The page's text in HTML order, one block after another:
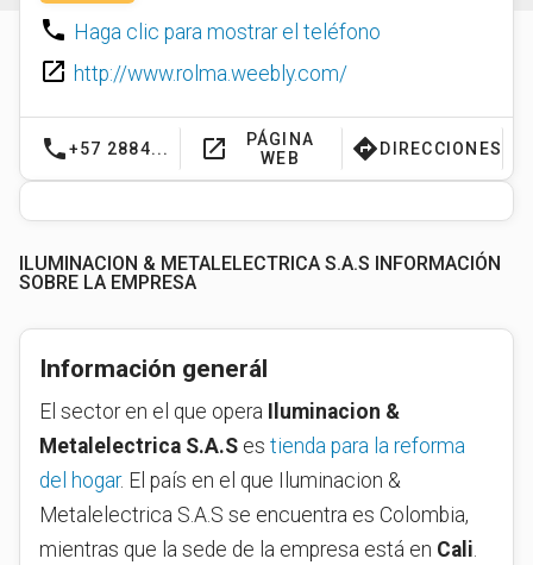
phone Haga clic para mostrar el teléfono
launch http://www.rolma.weebly.com/
phone+57 2884... launch
PÁGINA
WEB
directions DIRECCIONES
ILUMINACION & METALELECTRICA S.A.S INFORMACIÓN
SOBRE LA EMPRESA
Información generál
El sector en el que opera
Iluminacion &
Metalelectrica S.A.S es tienda para la reforma
del hogar. El país en el que Iluminacion &
Metalelectrica S.A.S se encuentra es Colombia,
mientras que la sede de la empresa está en Cali.